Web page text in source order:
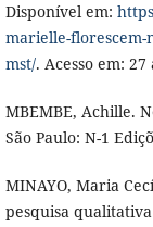
Disponível em:
marielle-florescem-
mst/. Acesso em:
MBEMBE, Achille.
São Paulo: N-1
MINAYO, Maria
pesquisa